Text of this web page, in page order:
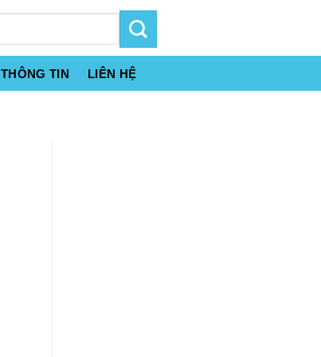
THÔNG TIN LIÊN HỆ